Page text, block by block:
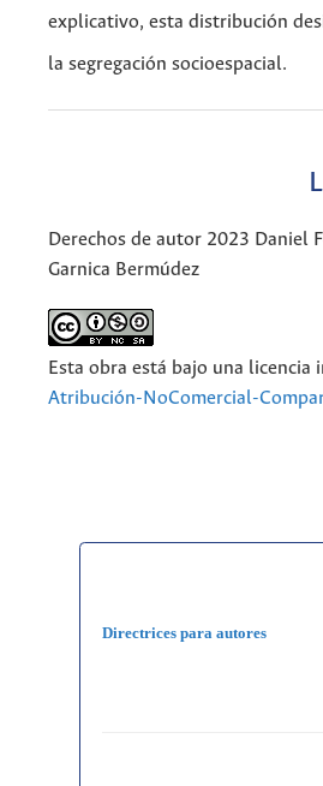
explicativo, esta distribución
la segregación socioespacial.
Derechos de autor 2023 Daniel
Garnica Bermúdez
Esta obra está bajo una licencia
Atribución-NoComercial-
Directrices para autores